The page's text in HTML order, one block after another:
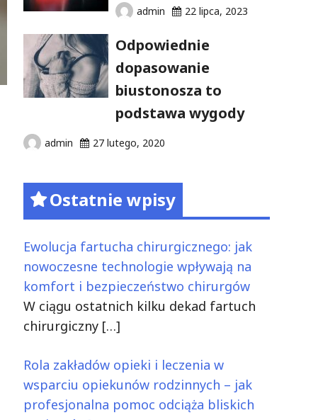
admin 22 lipca, 2023
Odpowiednie
dopasowanie
biustonosza to
podstawa wygody
admin 27 lutego, 2020
Ostatnie wpisy
Ewolucja fartucha chirurgicznego: jak
nowoczesne technologie wpływają na
komfort i bezpieczeństwo chirurgów
W ciągu ostatnich kilku dekad fartuch
chirurgiczny […]
Rola zakładów opieki i leczenia w
wsparciu opiekunów rodzinnych – jak
profesjonalna pomoc odciąża bliskich